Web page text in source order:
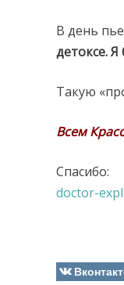
В день
детоксе.
Такую
Всем
doctor-